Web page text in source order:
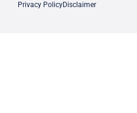
Privacy PolicyDisclaimer